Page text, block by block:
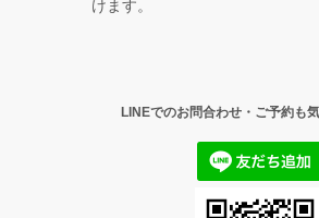
けます。
LINEでのお問合わせ・ご予約も